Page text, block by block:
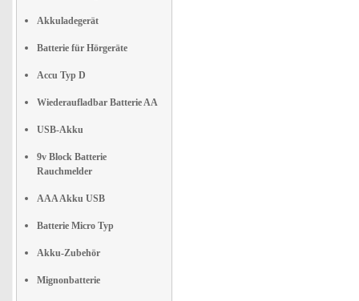
Akkuladegerät
Batterie für Hörgeräte
Accu Typ D
Wiederaufladbar Batterie AA
USB-Akku
9v Block Batterie
Rauchmelder
AAA Akku USB
Batterie Micro Typ
Akku-Zubehör
Mignonbatterie